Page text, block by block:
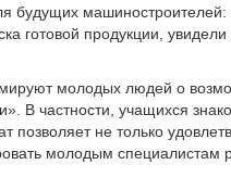
будущих машиностроителей:
готовой продукции, увидели
молодых людей о
В частности, учащихся
не только
молодым специалистам